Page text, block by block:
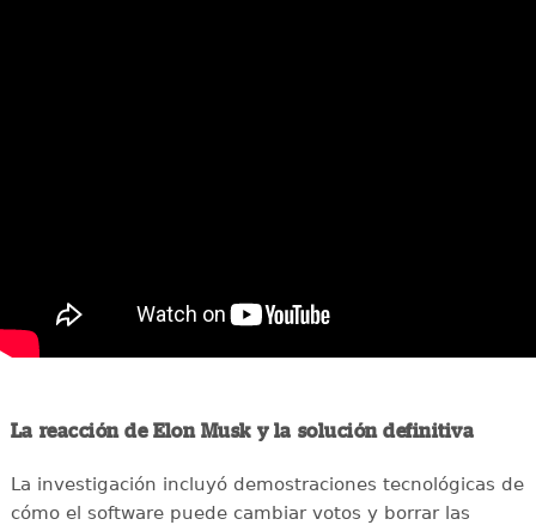
La reacción de Elon Musk y la solución definitiva
La investigación incluyó demostraciones tecnológicas de
cómo el software puede cambiar votos y borrar las